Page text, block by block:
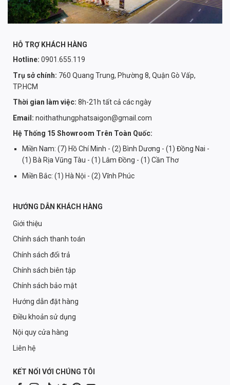
HỖ TRỢ KHÁCH HÀNG
Hotline: 0901.655.119
Trụ sở chính: 760 Quang Trung, Phường 8, Quận Gò Vấp,
TP.HCM
Thời gian làm việc: 8h-21h tất cả các ngày
Email: noithathungphatsaigon@gmail.com
Hệ Thống 15 Showroom Trên Toàn Quốc:
Miền Nam: (7) Hồ Chí Minh - (2) Bình Dương - (1) Đồng Nai -
(1) Bà Rịa Vũng Tàu - (1) Lâm Đồng - (1) Cần Thơ
Miền Bắc: (1) Hà Nội - (2) Vĩnh Phúc
HƯỚNG DẪN KHÁCH HÀNG
Giới thiệu
Chính sách thanh toán
Chính sách đổi trả
Chính sách biên tập
Chính sách bảo mật
Hướng dẫn đặt hàng
Điều khoản sử dụng
Nội quy cửa hàng
Liên hệ
KẾT NỐI VỚI CHÚNG TÔI